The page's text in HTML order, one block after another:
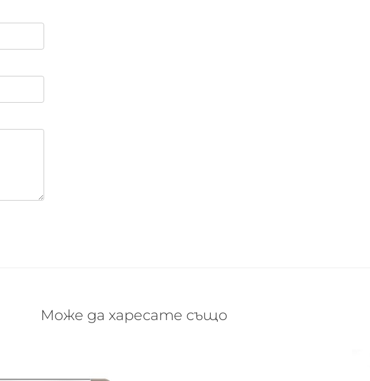
Може да харесате също